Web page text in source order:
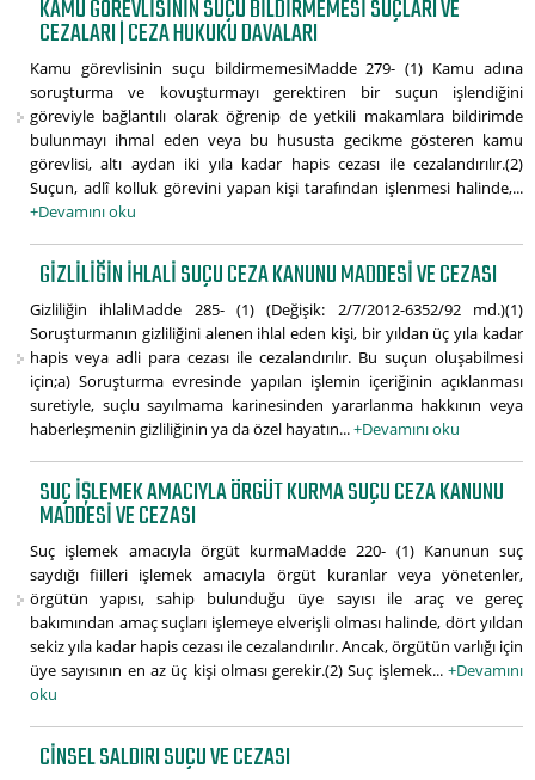
KAMU GÖREVLISININ SUÇU BILDIRMEMESI SUÇLARI VE
CEZALARI | CEZA HUKUKU DAVALARI
Kamu görevlisinin suçu bildirmemesiMadde 279- (1) Kamu adına
soruşturma ve kovuşturmayı gerektiren bir suçun işlendiğini
göreviyle bağlantılı olarak öğrenip de yetkili makamlara bildirimde
bulunmayı ihmal eden veya bu hususta gecikme gösteren kamu
görevlisi, altı aydan iki yıla kadar hapis cezası ile cezalandırılır.(2)
Suçun, adlî kolluk görevini yapan kişi tarafından işlenmesi halinde,...
+Devamını oku
GIZLILIĞIN IHLALI SUÇU CEZA KANUNU MADDESI VE CEZASI
Gizliliğin ihlaliMadde 285- (1) (Değişik: 2/7/2012-6352/92 md.)(1)
Soruşturmanın gizliliğini alenen ihlal eden kişi, bir yıldan üç yıla kadar
hapis veya adli para cezası ile cezalandırılır. Bu suçun oluşabilmesi
için;a) Soruşturma evresinde yapılan işlemin içeriğinin açıklanması
suretiyle, suçlu sayılmama karinesinden yararlanma hakkının veya
haberleşmenin gizliliğinin ya da özel hayatın...+Devamını oku
SUÇ IŞLEMEK AMACIYLA ÖRGÜT KURMA SUÇU CEZA KANUNU
MADDESI VE CEZASI
Suç işlemek amacıyla örgüt kurmaMadde 220- (1) Kanunun suç
saydığı fiilleri işlemek amacıyla örgüt kuranlar veya yönetenler,
örgütün yapısı, sahip bulunduğu üye sayısı ile araç ve gereç
bakımından amaç suçları işlemeye elverişli olması halinde, dört yıldan
sekiz yıla kadar hapis cezası ile cezalandırılır. Ancak, örgütün varlığı için
üye sayısının en az üç kişi olması gerekir.(2) Suç işlemek... +Devamını
oku
CINSEL SALDIRI SUÇU VE CEZASI